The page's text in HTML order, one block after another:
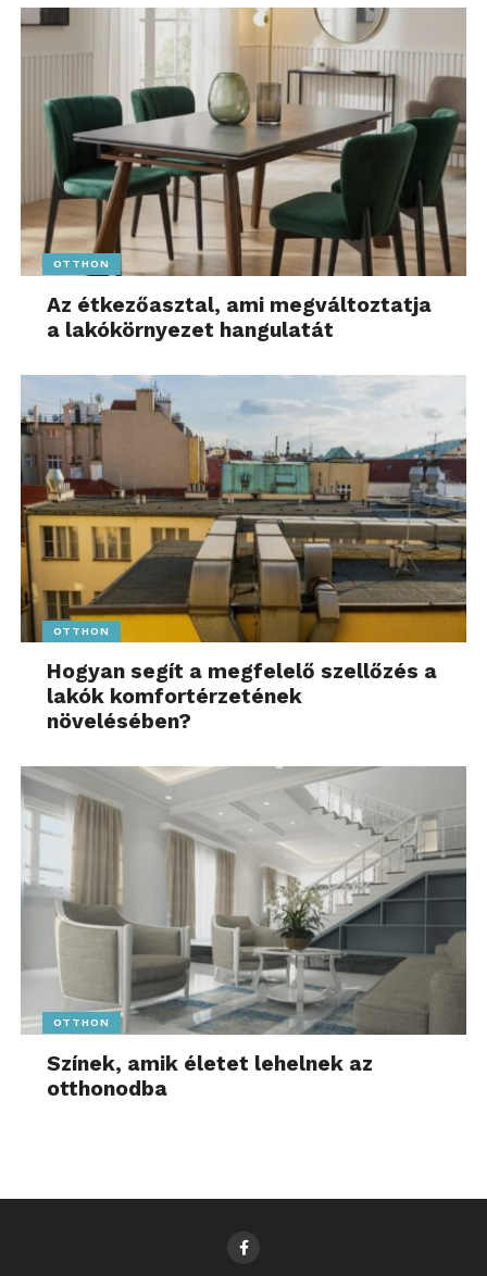
OTTHON
Az étkezőasztal, ami megváltoztatja
a lakókörnyezet hangulatát
OTTHON
Hogyan segít a megfelelő szellőzés a
lakók komfortérzetének
növelésében?
OTTHON
Színek, amik életet lehelnek az
otthonodba